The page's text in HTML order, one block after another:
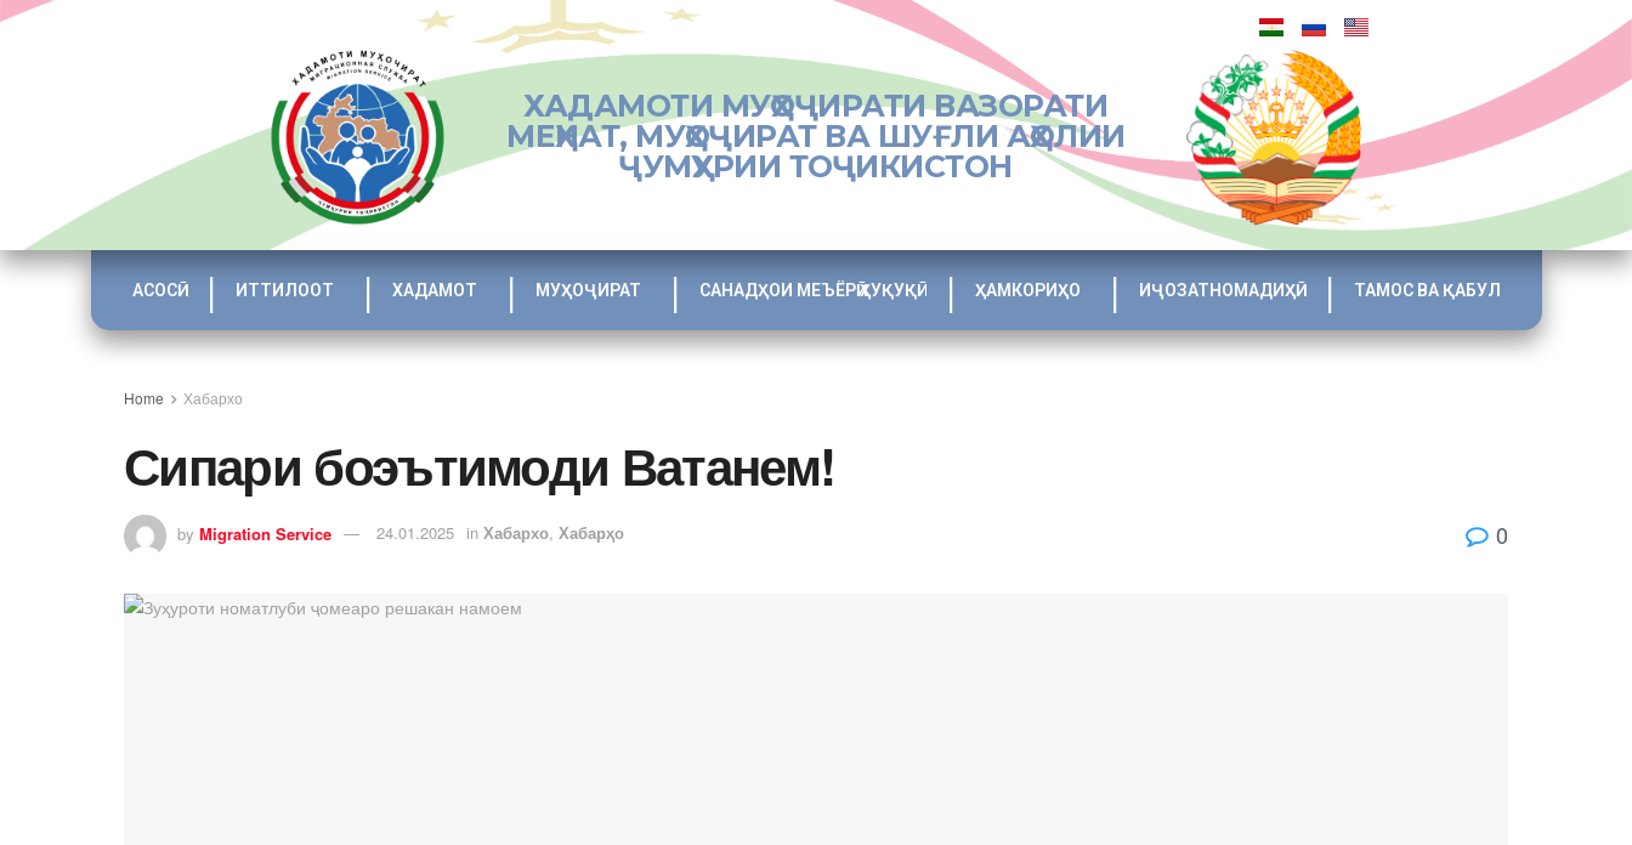
ХАДАМОТИ МУҲОҶИРАТИ ВАЗОРАТИ
МЕҲНАТ, МУҲОҶИРАТ ВА ШУҒЛИ АҲОЛИИ
ҶУМҲУРИИ ТОҶИКИСТОН
АСОСӢ ИТТИЛООТ ХАДАМОТ МУҲОҶИРАТ САНАДҲОИ МЕЪЁРӢ ҲУҚУҚӢ ҲАМКОРИҲО ИҶОЗАТНОМАДИҲӢ ТАМОС ВА ҚАБУЛ
Home Хабархо
Сипари боэътимоди Ватанем!
by Migration Service 24.01.2025 in Хабархо, Хабарҳо 0